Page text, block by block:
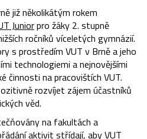
již několikátým rokem
Juniorpro žáky 2. stupně
ročníků víceletých gymnázií.
s prostředím VUT v Brně a jeho
technologiemi a nejnovějšími
činnosti na pracovištích VUT.
rozvíjet zájem účastníků
věd.
na fakultách a
aktivit střídají, aby VUT